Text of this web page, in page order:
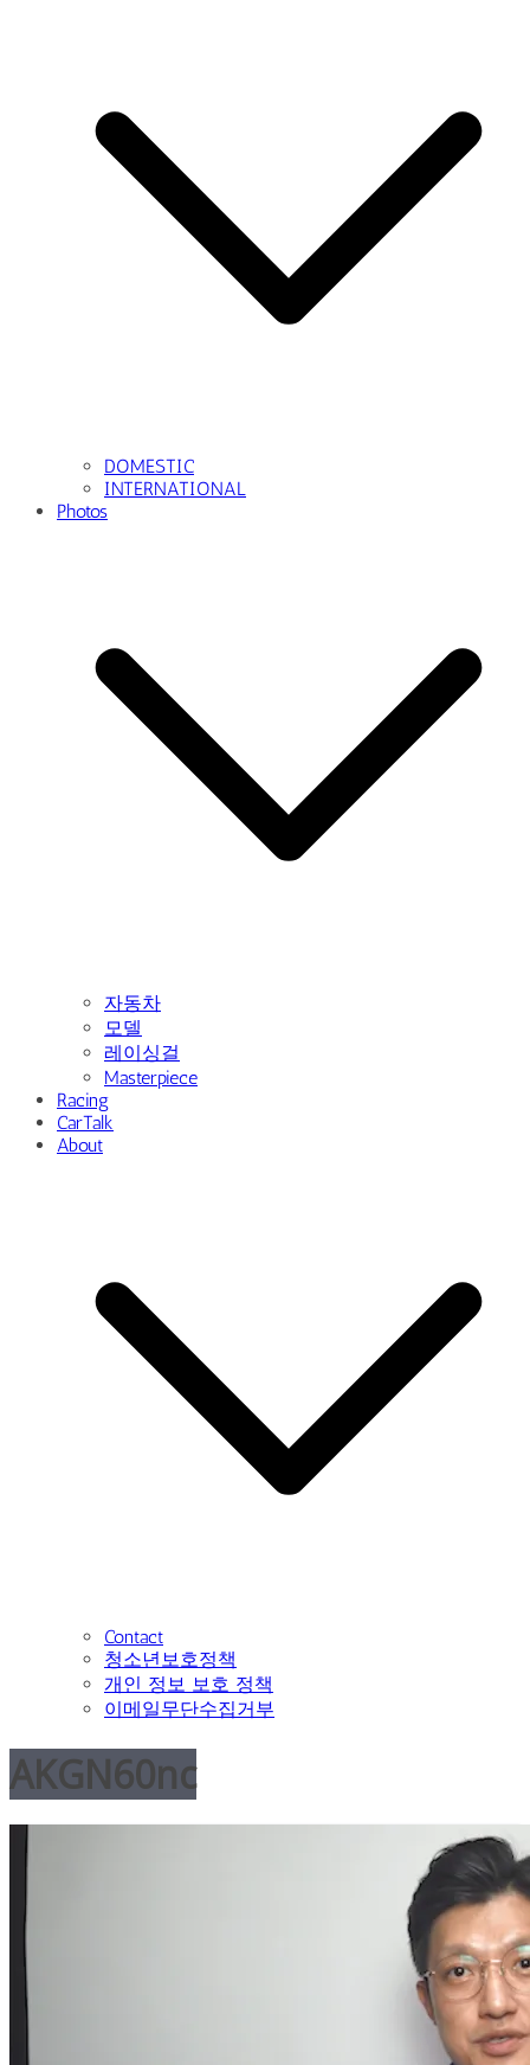
DOMESTIC
INTERNATIONAL
Photos
자동차
모델
레이싱걸
Masterpiece
Racing
CarTalk
About
Contact
청소년보호정책
개인 정보 보호 정책
이메일무단수집거부
AKGN60nc